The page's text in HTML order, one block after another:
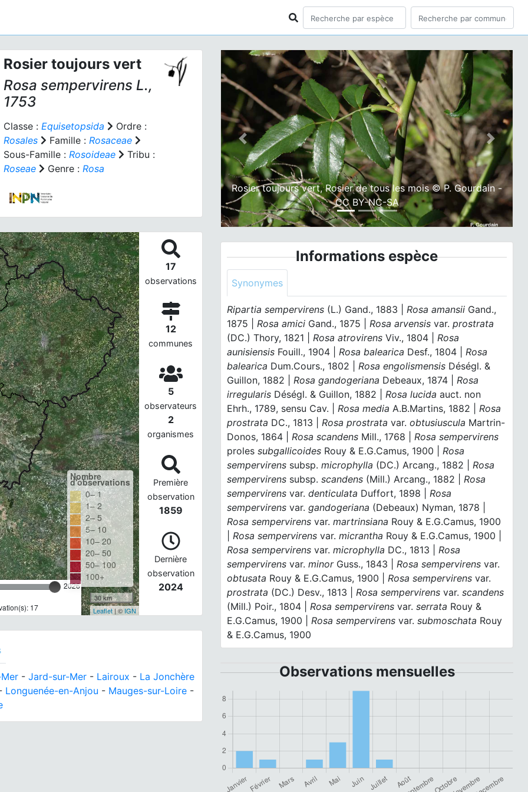
Rosier toujours vert
Rosa sempervirens L.,
1753
Classe : Equisetopsida
Ordre :
Rosales
Famille : Rosaceae
Sous-Famille : Rosoideae
Tribu :
Roseae
Genre : Rosa
2026
17
Nombre
d'observations
0– 1
1– 2
2– 5
5– 10
10– 20
20– 50
50– 100
100+
30 km
Leaflet| © IGN
17
observations
12
communes
5
observateurs
2
organismes
Première
observation
1859
Dernière
observation
2024
- Jard-sur-Mer - Lairoux - La Jonchère
Longuenée-en-Anjou - Mauges-sur-Loire -
Rosier toujours vert, Rosier de tous les mois © P. Gourdain -
CC BY-NC-SA
Previous Next
Informations espèce
Synonymes
Ripartia sempervirens (L.) Gand., 1883 |Rosa amansii Gand.,
1875 |Rosa amici Gand., 1875 |Rosa arvensisvar. prostrata
(DC.) Thory, 1821 |Rosa atrovirens Viv., 1804 |Rosa
aunisiensis Fouill., 1904 |Rosa balearica Desf., 1804 |Rosa
balearica Dum.Cours., 1802 |Rosa engolismensis Déségl. &
Guillon, 1882 |Rosa gandogeriana Debeaux, 1874 |Rosa
irregularis Déségl. & Guillon, 1882 |Rosa lucida auct. non
Ehrh., 1789, sensu Cav. |Rosa media A.B.Martins, 1882 |Rosa
prostrata DC., 1813 |Rosa prostratavar. obtusiuscula Martrin-
Donos, 1864 |Rosa scandens Mill., 1768 |Rosa sempervirens
proles subgallicoides Rouy & E.G.Camus, 1900 |Rosa
sempervirens subsp. microphylla (DC.) Arcang., 1882 |Rosa
sempervirens subsp. scandens (Mill.) Arcang., 1882 |Rosa
sempervirensvar. denticulata Duffort, 1898 |Rosa
sempervirensvar. gandogeriana (Debeaux) Nyman, 1878 |
Rosa sempervirensvar. martrinsiana Rouy & E.G.Camus, 1900
|Rosa sempervirensvar. micrantha Rouy & E.G.Camus, 1900 |
Rosa sempervirensvar. microphylla DC., 1813 |Rosa
sempervirensvar. minorGuss., 1843 |Rosa sempervirensvar.
obtusata Rouy & E.G.Camus, 1900 |Rosa sempervirensvar.
prostrata (DC.) Desv., 1813 |Rosa sempervirensvar. scandens
(Mill.) Poir., 1804 |Rosa sempervirensvar. serrata Rouy &
E.G.Camus, 1900 |Rosa sempervirensvar. submoschata Rouy
& E.G.Camus, 1900
Observations mensuelles